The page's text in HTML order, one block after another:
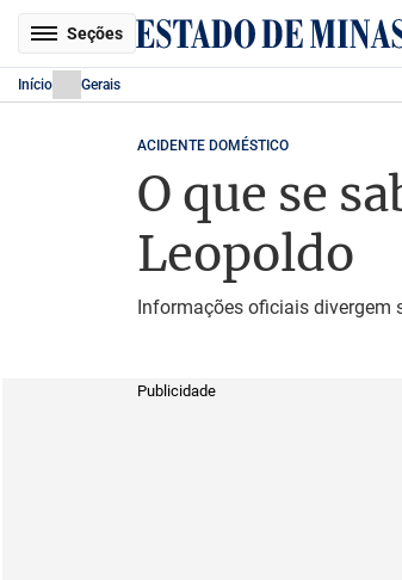
Seções
Início Gerais
ACIDENTE DOMÉSTICO
O que se
Leopoldo
Informações oficiais divergem
Publicidade